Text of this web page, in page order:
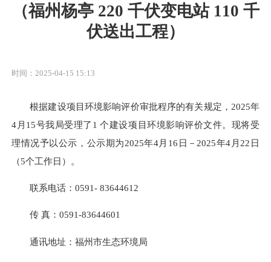
（福州杨亭 220 千伏变电站 110 千
伏送出工程）
时间：2025-04-15 15:13
根据建设项目环境影响评价审批程序的有关规定，2025年
4月15号我局受理了1 个建设项目环境影响评价文件。现将受
理情况予以公示，公示期为2025年4月16日－2025年4月22日
（5个工作日）。
联系电话：0591- 83644612
传 真：0591-83644601
通讯地址：福州市生态环境局